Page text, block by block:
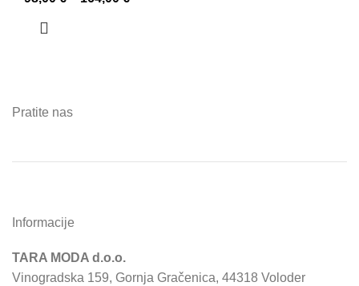
Pratite nas
Informacije
TARA MODA d.o.o.
Vinogradska 159, Gornja Gračenica, 44318 Voloder